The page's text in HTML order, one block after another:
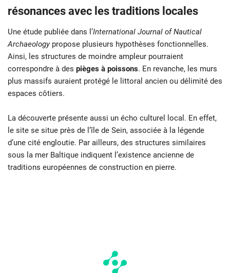
résonances avec les traditions locales
Une étude publiée dans l’International Journal of Nautical
Archaeologypropose plusieurs hypothèses fonctionnelles.
Ainsi, les structures de moindre ampleur pourraient
correspondre à des pièges à poissons. En revanche, les murs
plus massifs auraient protégé le littoral ancien ou délimité des
espaces côtiers.
La découverte présente aussi un écho culturel local. En effet,
le site se situe près de l’île de Sein, associée à la légende
d’une cité engloutie. Par ailleurs, des structures similaires
sous la mer Baltique indiquent l’existence ancienne de
traditions européennes de construction en pierre.